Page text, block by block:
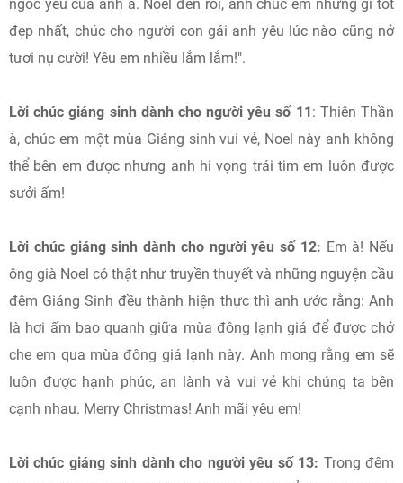
ngốc yêu của anh à. Noel đến rồi, anh chúc em những gì tốt
đẹp nhất, chúc cho người con gái anh yêu lúc nào cũng nở
tươi nụ cười! Yêu em nhiều lắm lắm!".
Lời chúc giáng sinh dành cho người yêu số 11: Thiên Thần
à, chúc em một mùa Giáng sinh vui vẻ, Noel này anh không
thể bên em được nhưng anh hi vọng trái tim em luôn được
sưởi ấm!
Lời chúc giáng sinh dành cho người yêu số 12: Em à! Nếu
ông già Noel có thật như truyền thuyết và những nguyện cầu
đêm Giáng Sinh đều thành hiện thực thì anh ước rằng: Anh
là hơi ấm bao quanh giữa mùa đông lạnh giá để được chở
che em qua mùa đông giá lạnh này. Anh mong rằng em sẽ
luôn được hạnh phúc, an lành và vui vẻ khi chúng ta bên
cạnh nhau. Merry Christmas! Anh mãi yêu em!
Lời chúc giáng sinh dành cho người yêu số 13: Trong đêm